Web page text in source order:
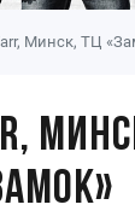
Минск, ТЦ